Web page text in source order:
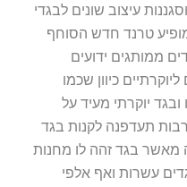
עיצוב שונים לבגדי
מופיע טרנד חדש הסוחף
ממותגים ידועים
כיוון שכמו
יוקרתי מעיד על
תעדפנה לקנות בגד
מאשר בגד זהה לו מחנות
עשרות ואף אלפי